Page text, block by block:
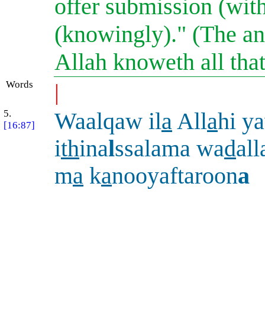
offer submission
(knowingly)." (The
Allah knoweth all
Words |
5.
[16:87]
Waalqaw ilaAllahi
ithinalssalama wad
ma kanooyaftaroona